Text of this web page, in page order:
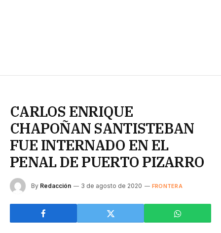
CARLOS ENRIQUE
CHAPOÑAN SANTISTEBAN
FUE INTERNADO EN EL
PENAL DE PUERTO PIZARRO
By Redacción 3 de agosto de 2020 FRONTERA